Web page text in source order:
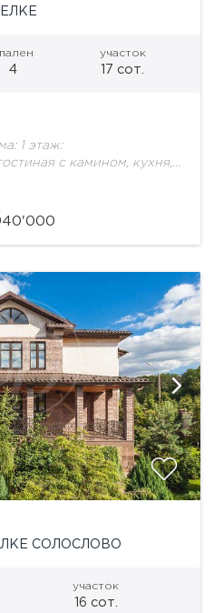
4
участок
17 сот.
1 этаж:
с камином, кухня,
м/м. 2 этаж: спальня с с/
СОЛОСЛОВО
участок
16 сот.